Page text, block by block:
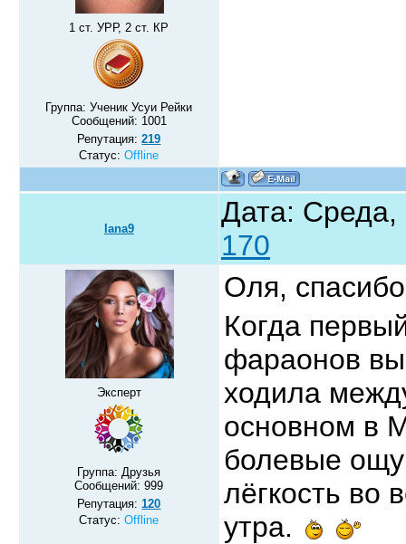
1 ст. УРР, 2 ст. КР
Группа: Ученик Усуи Рейки
Сообщений: 1001
Репутация:219
Статус:Offline
lana9
Дата:
170
Эксперт
Группа: Друзья
Сообщений:999
Репутация:120
Статус:Offline
Оля,
Когда
фараонов
ходила
основном в
болевые
лёгкость во
утра.